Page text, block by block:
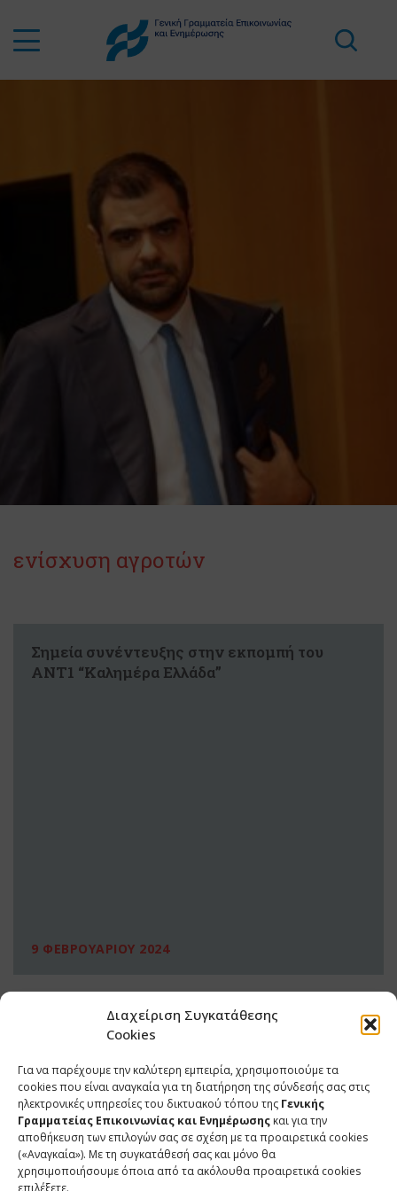
Διαχείριση Συγκατάθεσης
Cookies
Για να παρέχουμε την καλύτερη εμπειρία, χρησιμοποιούμε τα
cookies που είναι αναγκαία για τη διατήρηση της σύνδεσής σας στις
ηλεκτρονικές υπηρεσίες του δικτυακού τόπου της Γενικής
Γραμματείας Επικοινωνίας και Ενημέρωσης και για την
αποθήκευση των επιλογών σας σε σχέση με τα προαιρετικά cookies
(«Αναγκαία»). Με τη συγκατάθεσή σας και μόνο θα
χρησιμοποιήσουμε όποια από τα ακόλουθα προαιρετικά cookies
επιλέξετε.
ενίσχυση αγροτών
Σημεία συνέντευξης στην εκπομπή του
ΑΝΤ1 “Καλημέρα Ελλάδα”
9 ΦΕΒΡΟΥΑΡΙΟΥ 2024
ΕΠΙΚΟΙΝΩΝΙΑ